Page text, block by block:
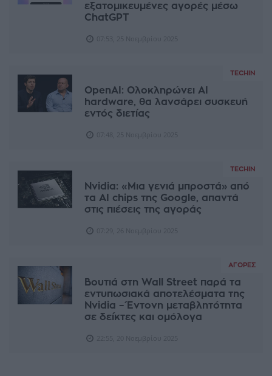
εξατομικευμένες αγορές μέσω
ChatGPT
TECHIN
OpenAI: Ολοκληρώνει AI
hardware, θα λανσάρει συσκευή
εντός διετίας
TECHIN
Nvidia: «Μια γενιά μπροστά» από
τα AI chips της Google, απαντά
στις πιέσεις της αγοράς
ΑΓΟΡΈΣ
Βουτιά στη Wall Street παρά τα
εντυπωσιακά αποτελέσματα της
Nvidia – Έντονη μεταβλητότητα
σε δείκτες και ομόλογα